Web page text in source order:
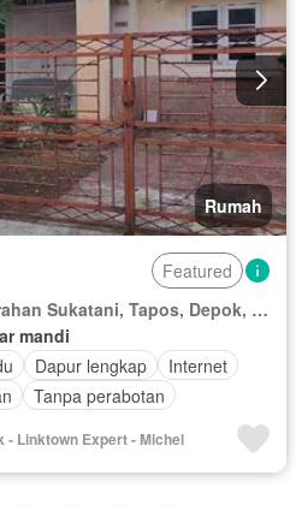
Rumah
Featured
Sukatani-Ciherang, Kelurahan Sukatani, Tapos, Depok, Jawa Barat
mandi
Dapur lengkap
Internet
Tanpa perabotan
- Linktown Expert - Michel